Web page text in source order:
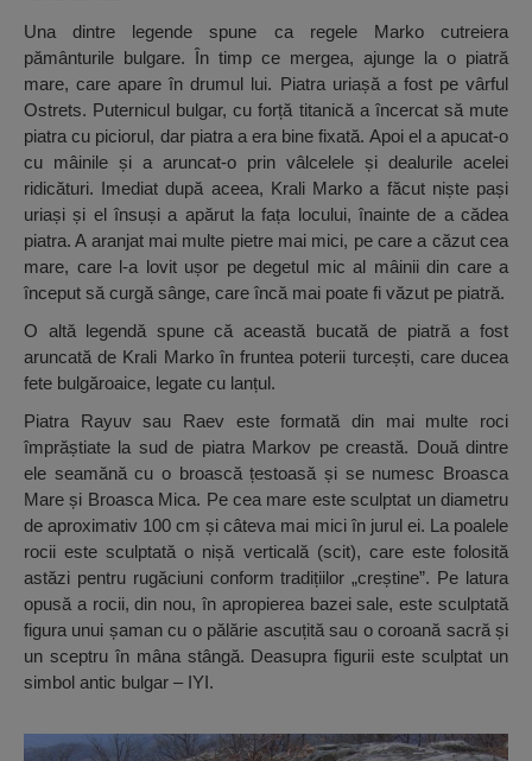
Una dintre legende spune ca regele Marko cutreiera
pământurile bulgare. În timp ce mergea, ajunge la o piatră
mare, care apare în drumul lui. Piatra uriașă a fost pe vârful
Ostrets. Puternicul bulgar, cu forță titanică a încercat să mute
piatra cu piciorul, dar piatra a era bine fixată. Apoi el a apucat-o
cu mâinile și a aruncat-o prin vâlcelele și dealurile acelei
ridicături. Imediat după aceea, Krali Marko a făcut niște pași
uriași și el însuși a apărut la fața locului, înainte de a cădea
piatra. A aranjat mai multe pietre mai mici, pe care a căzut cea
mare, care l-a lovit ușor pe degetul mic al mâinii din care a
început să curgă sânge, care încă mai poate fi văzut pe piatră.
O altă legendă spune că această bucată de piatră a fost
aruncată de Krali Marko în fruntea poterii turcești, care ducea
fete bulgăroaice, legate cu lanțul.
Piatra Rayuv sau Raev este formată din mai multe roci
împrăștiate la sud de piatra Markov pe creastă. Două dintre
ele seamănă cu o broască țestoasă și se numesc Broasca
Mare și Broasca Mica. Pe cea mare este sculptat un diametru
de aproximativ 100 cm și câteva mai mici în jurul ei. La poalele
rocii este sculptată o nișă verticală (scit), care este folosită
astăzi pentru rugăciuni conform tradițiilor „creștine”. Pe latura
opusă a rocii, din nou, în apropierea bazei sale, este sculptată
figura unui șaman cu o pălărie ascuțită sau o coroană sacră și
un sceptru în mâna stângă. Deasupra figurii este sculptat un
simbol antic bulgar – IYI.